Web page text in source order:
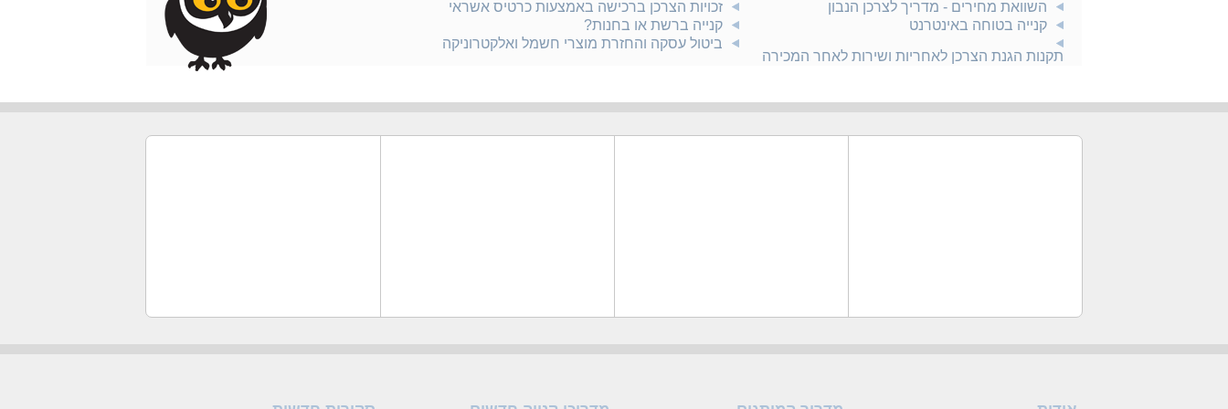
השוואת מחירים - מדריך לצרכן הנבון
קנייה בטוחה באינטרנט
תקנות הגנת הצרכן לאחריות ושירות לאחר המכירה
זכויות הצרכן ברכישה באמצעות כרטיס אשראי
קנייה ברשת או בחנות?
ביטול עסקה והחזרת מוצרי חשמל ואלקטרוניקה